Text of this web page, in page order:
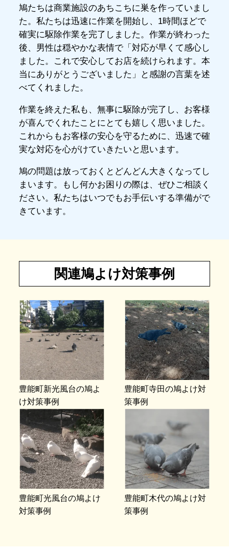
鳩たちは商業施設のあちこちに巣を作っていまし
た。私たちは迅速に作業を開始し、1時間ほどで
確実に駆除作業を完了しました。作業が終わった
後、男性は穏やかな表情で「対応が早くて感心し
ました。これで安心してお店を続けられます。本
当にありがとうございました」と感謝の言葉を述
べてくれました。
作業を終えた私も、無事に駆除が完了し、お客様
が喜んでくれたことにとても嬉しく思いました。
これからもお客様の安心を守るために、迅速で確
実な対応を心がけていきたいと思います。
鳩の問題は放っておくとどんどん大きくなってし
まいます。もし何かお困りの際は、ぜひご相談く
ださい。私たちはいつでもお手伝いする準備がで
きています。
関連鳩よけ対策事例
豊能町新光風台の鳩よ
け対策事例
豊能町寺田の鳩よけ対
策事例
豊能町光風台の鳩よけ
対策事例
豊能町木代の鳩よけ対
策事例